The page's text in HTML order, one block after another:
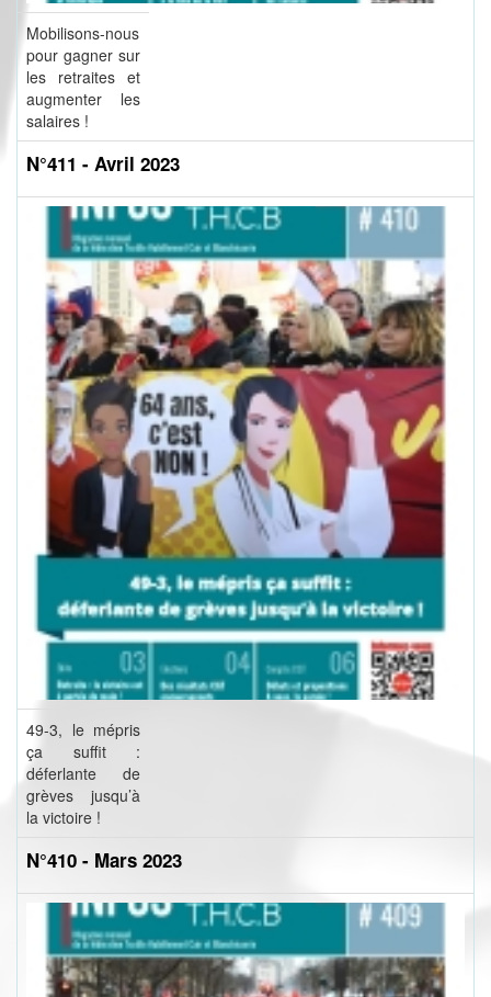
Mobilisons-nous
pour gagner sur
les retraites et
augmenter les
salaires !
N°411 - Avril 2023
49-3, le mépris
ça suffit :
déferlante de
grèves jusqu’à
la victoire !
N°410 - Mars 2023